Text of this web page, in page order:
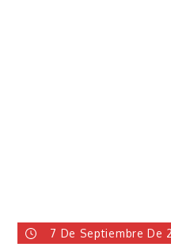
7 De Septiembre De